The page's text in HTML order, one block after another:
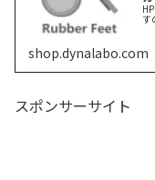
す
shop.dynalabo.com
スポンサーサイト